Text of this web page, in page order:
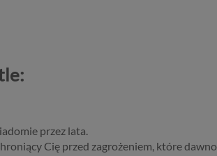
przez lata.
Cię przed zagrożeniem, które dawno